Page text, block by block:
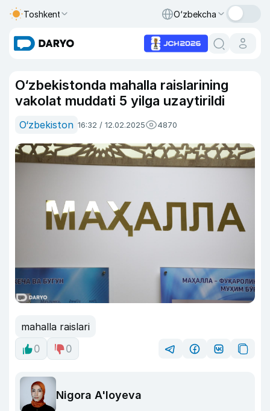
Toshkent O‘zbekcha
O‘zbekistonda mahalla raislarining
vakolat muddati 5 yilga uzaytirildi
O‘zbekiston 16:32 / 12.02.2025 4870
mahalla raislari
0
0
Nigora A'loyeva